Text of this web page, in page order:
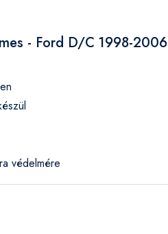
- Ford D/C 1998-2006
védelmére